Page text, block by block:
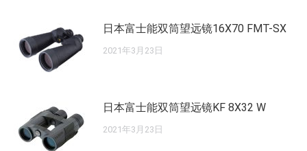
日本富士能双筒望远镜16X70 FMT-SX
2021年3月23日
日本富士能双筒望远镜KF 8X32 W
2021年3月23日